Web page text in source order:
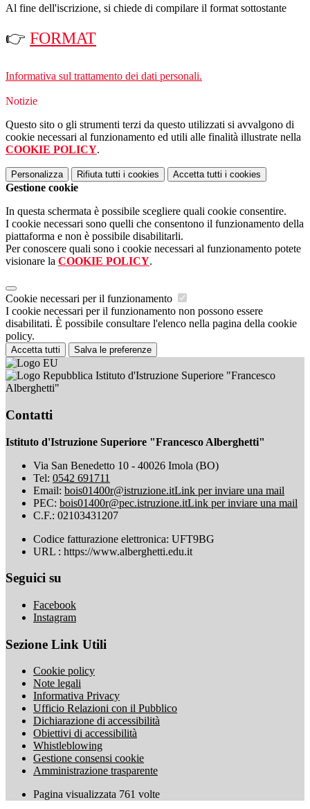
Al fine dell'iscrizione, si chiede di compilare il format sottostante
👉 FORMAT
Informativa sul trattamento dei dati personali.
Notizie
Questo sito o gli strumenti terzi da questo utilizzati si avvalgono di
cookie necessari al funzionamento ed utili alle finalità illustrate nella
COOKIE POLICY.
Personalizza Rifiuta tutti i cookies Accetta tutti i cookies
Gestione cookie
In questa schermata è possibile scegliere quali cookie consentire.
I cookie necessari sono quelli che consentono il funzionamento della
piattaforma e non è possibile disabilitarli.
Per conoscere quali sono i cookie necessari al funzionamento potete
visionare la COOKIE POLICY.
Cookie necessari per il funzionamento
I cookie necessari per il funzionamento non possono essere
disabilitati. È possibile consultare l'elenco nella pagina della cookie
policy.
Accetta tutti Salva le preferenze
Istituto d'Istruzione Superiore "Francesco
Alberghetti"
Contatti
Istituto d'Istruzione Superiore "Francesco Alberghetti"
Via San Benedetto 10 - 40026 Imola (BO)
Tel: 0542 691711
Email: bois01400r@istruzione.itLink per inviare una mail
PEC: bois01400r@pec.istruzione.itLink per inviare una mail
C.F.: 02103431207
Codice fatturazione elettronica: UFT9BG
URL : https://www.alberghetti.edu.it
Seguici su
Facebook
Instagram
Sezione Link Utili
Cookie policy
Note legali
Informativa Privacy
Ufficio Relazioni con il Pubblico
Dichiarazione di accessibilità
Obiettivi di accessibilità
Whistleblowing
Gestione consensi cookie
Amministrazione trasparente
Pagina visualizzata 761 volte